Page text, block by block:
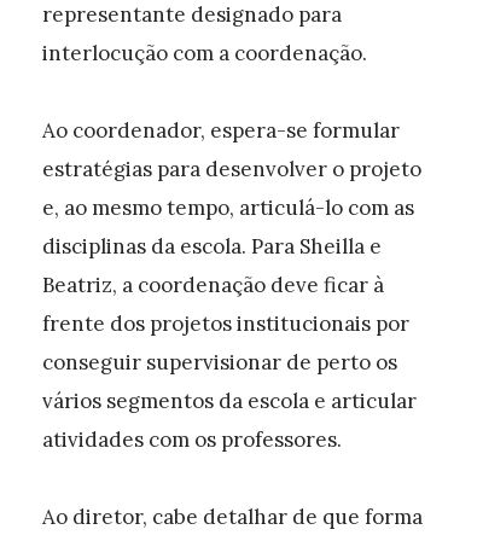
representante designado para
interlocução com a coordenação.
Ao coordenador, espera-se formular
estratégias para desenvolver o projeto
e, ao mesmo tempo, articulá-lo com as
disciplinas da escola. Para Sheilla e
Beatriz, a coordenação deve ficar à
frente dos projetos institucionais por
conseguir supervisionar de perto os
vários segmentos da escola e articular
atividades com os professores.
Ao diretor, cabe detalhar de que forma